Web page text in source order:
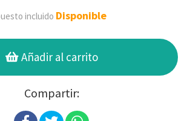
incluido Disponible
Añadir al carrito
Compartir: